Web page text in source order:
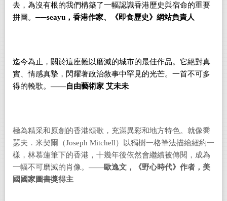
去，為沒有根的我們構築了一幅認識香港歷史與宿命的重要
拼圖。 ──seayu ，香港作家、《即食歷史》網站負責人
迄今為止，關於這座難以磨滅的城市的最佳作品。它絕對真
實、情感真摯，閃耀著政治敘事中罕見的光芒。一首不可多
得的輓歌。——自由藝術家 艾未未
極為精采和原創的香港頌歌，充滿異彩和地方特色。就像喬
瑟夫．米契爾（Joseph Mitchell）以獨樹一格筆法描繪紐約一
樣，林慕蓮筆下的香港，十幾年後依然會繼續被傳閱，成為
一幅不可磨滅的肖像。 ——歐逸文，《野心時代》作者，美
國國家圖書獎得主